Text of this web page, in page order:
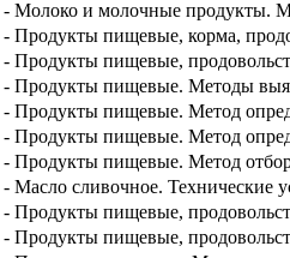
- Молоко и молочные продукты.
- Продукты пищевые, корма,
- Продукты пищевые,
- Продукты пищевые. Методы
- Продукты пищевые. Метод
- Продукты пищевые. Метод
- Продукты пищевые. Метод
- Масло сливочное. Технические
- Продукты пищевые,
- Продукты пищевые,